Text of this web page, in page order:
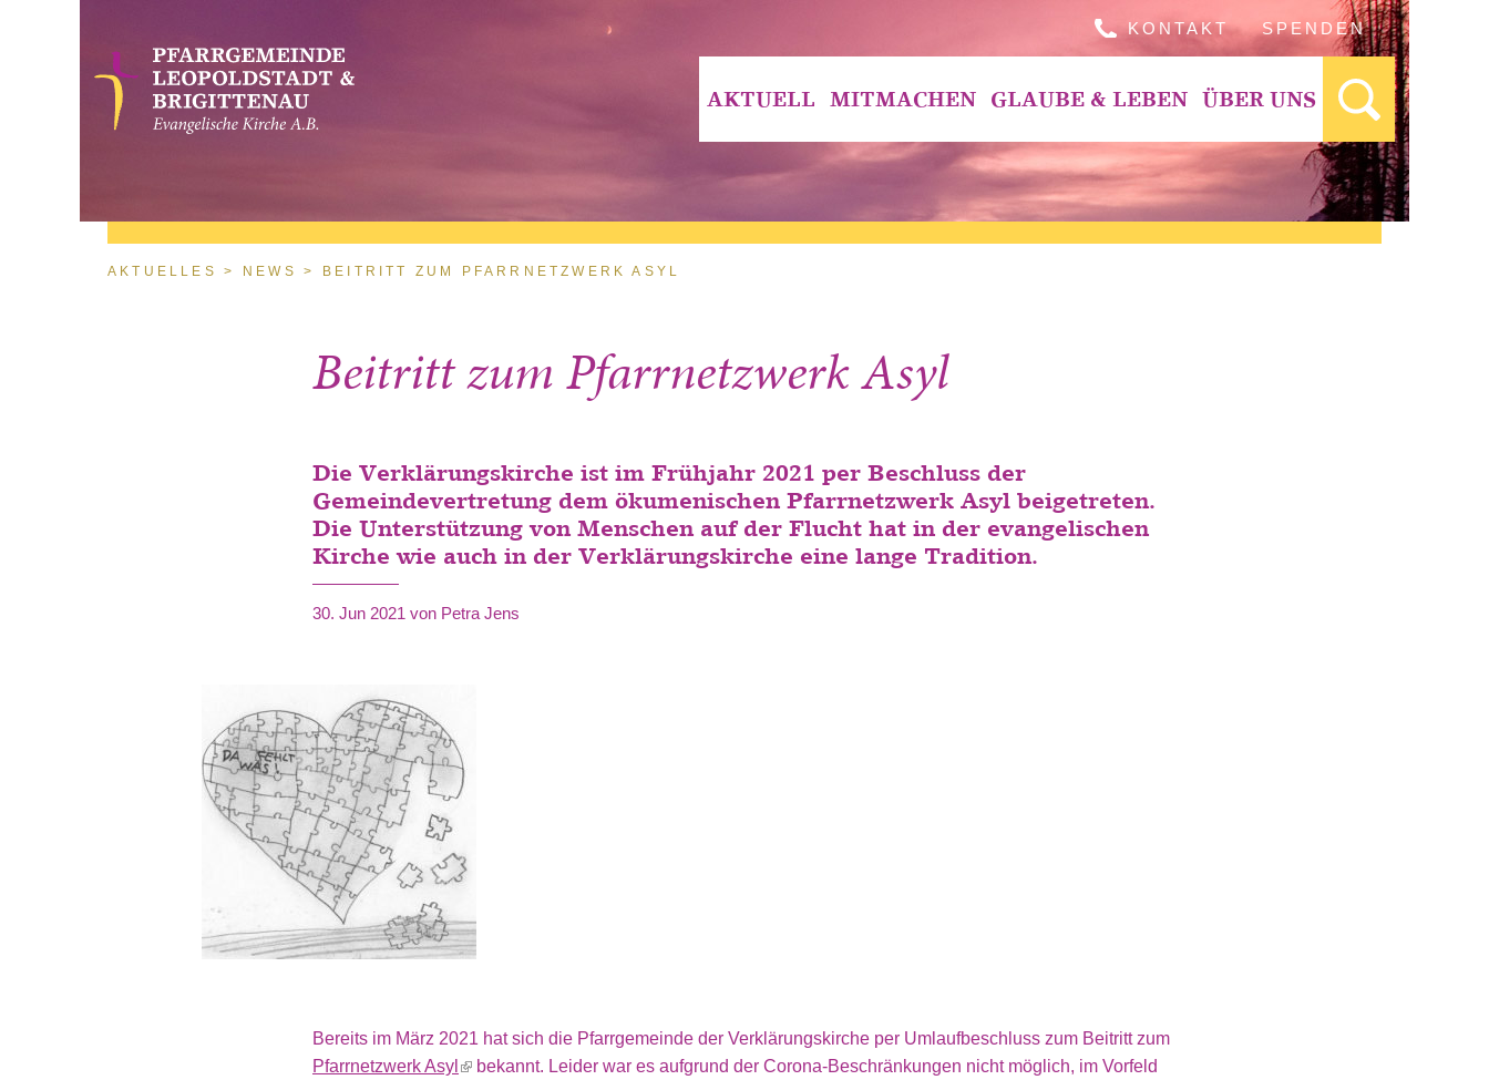
KONTAKT SPENDEN
AKTUELL MITMACHEN GLAUBE & LEBEN ÜBER UNS
Sie sind hier
AKTUELLES NEWS BEITRITT ZUM PFARRNETZWERK ASYL
Beitritt zum Pfarrnetzwerk Asyl
Die Verklärungskirche ist im Frühjahr 2021 per Beschluss der
Gemeindevertretung dem ökumenischen Pfarrnetzwerk Asyl beigetreten.
Die Unterstützung von Menschen auf der Flucht hat in der evangelischen
Kirche wie auch in der Verklärungskirche eine lange Tradition.
30. Jun 2021 von Petra Jens
Bereits im März 2021 hat sich die Pfarrgemeinde der Verklärungskirche per Umlaufbeschluss zum Beitritt zum
Pfarrnetzwerk Asyl
bekannt. Leider war es aufgrund der Corona-Beschränkungen nicht möglich, im Vorfeld